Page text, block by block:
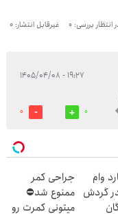
انتظار بررسی: 0 غیرقابل انتشار: 0
۱۹:۲۷ - ۱۴۰۵/۰۴/۰۸
0
0
وام
گردش
جراحی کمر
ممنوع شد⛔
میتونی کمرت رو